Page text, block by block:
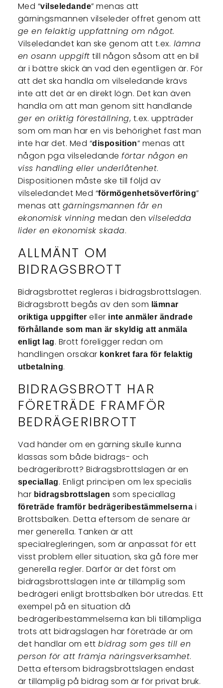
Med “vilseledande” menas att
gärningsmannen vilseleder offret genom att
ge en felaktig uppfattning om något.
Vilseledandet kan ske genom att t.ex. lämna
en osann uppgift till någon såsom att en bil
är i bättre skick än vad den egentligen är. För
att det ska handla om vilseledande krävs
inte att det är en direkt lögn. Det kan även
handla om att man genom sitt handlande
ger en oriktig föreställning, t.ex. uppträder
som om man har en vis behörighet fast man
inte har det. Med “disposition” menas att
någon pga vilseledandeförtar någon en
viss handling eller underlåtenhet.
Dispositionen måste ske till följd av
vilseledandet Med “förmögenhetsöverföring”
menas att gärningsmannen får en
ekonomisk vinning medan den vilseledda
lider en ekonomisk skada.
ALLMÄNT OM
BIDRAGSBROTT
Bidragsbrottet regleras i bidragsbrottslagen.
Bidragsbrott begås av den som lämnar
oriktiga uppgiftereller inte anmäler ändrade
förhållande som man är skyldig att anmäla
enligt lag. Brott föreligger redan om
handlingen orsakar konkret fara för felaktig
utbetalning.
BIDRAGSBROTT HAR
FÖRETRÄDE FRAMFÖR
BEDRÄGERIBROTT
Vad händer om en gärning skulle kunna
klassas som både bidrags- och
bedrägeribrott? Bidragsbrottslagen är en
speciallag. Enligt principen om lex specialis
har bidragsbrottslagen som speciallag
företräde framför bedrägeribestämmelserna i
Brottsbalken. Detta eftersom de senare är
mer generella. Tanken är att
specialregleringen, som är anpassat för ett
visst problem eller situation, ska gå före mer
generella regler. Därför är det först om
bidragsbrottslagen inte är tillämplig som
bedrägeri enligt brottsbalken bör utredas. Ett
exempel på en situation då
bedrägeribestämmelserna kan bli tillämpliga
trots att bidragslagen har företräde är om
det handlar om ettbidrag som ges till en
person för att främja näringsverksamhet.
Detta eftersom bidragsbrottslagen endast
är tillämplig på bidrag som är för privat bruk.